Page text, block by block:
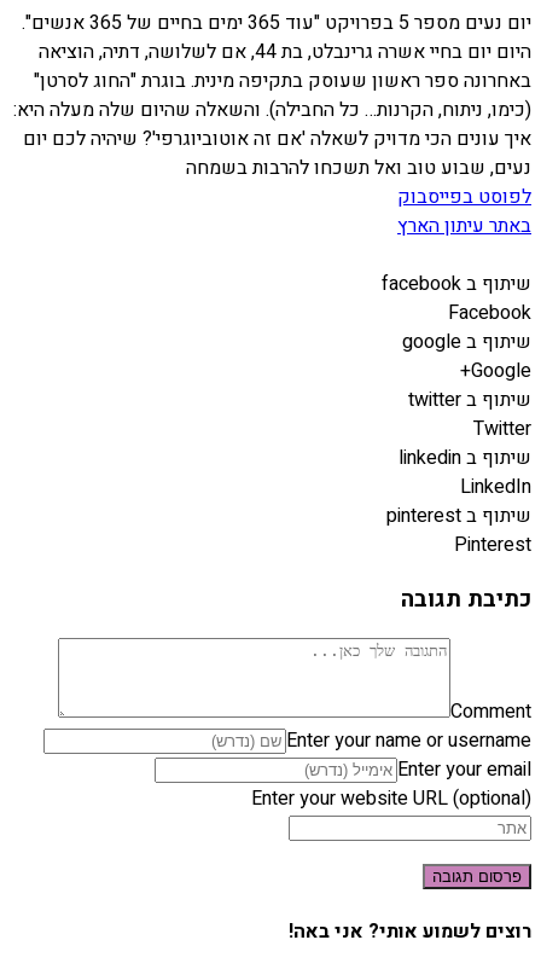
יום נעים מספר 5 בפרויקט "עוד 365 ימים בחיים של 365 אנשים".
היום יום בחיי אשרה גרינבלט, בת 44, אם לשלושה, דתיה, הוציאה
באחרונה ספר ראשון שעוסק בתקיפה מינית. בוגרת "החוג לסרטן"
(כימו, ניתוח, הקרנות… כל החבילה). והשאלה שהיום שלה מעלה היא:
איך עונים הכי מדויק לשאלה 'אם זה אוטוביוגרפי'? שיהיה לכם יום
נעים, שבוע טוב ואל תשכחו להרבות בשמחה
לפוסט בפייסבוק
באתר עיתון הארץ
שיתוף ב facebook
Facebook
שיתוף ב google
Google+
שיתוף ב twitter
Twitter
שיתוף ב linkedin
LinkedIn
שיתוף ב pinterest
Pinterest
כתיבת תגובה
Comment
Enter your name or username
Enter your email
Enter your website URL (optional)
רוצים לשמוע אותי? אני באה!